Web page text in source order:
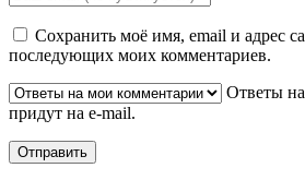
Сохранить моё имя, email и адрес
последующих моих комментариев.
Ответы
придут на e-mail.